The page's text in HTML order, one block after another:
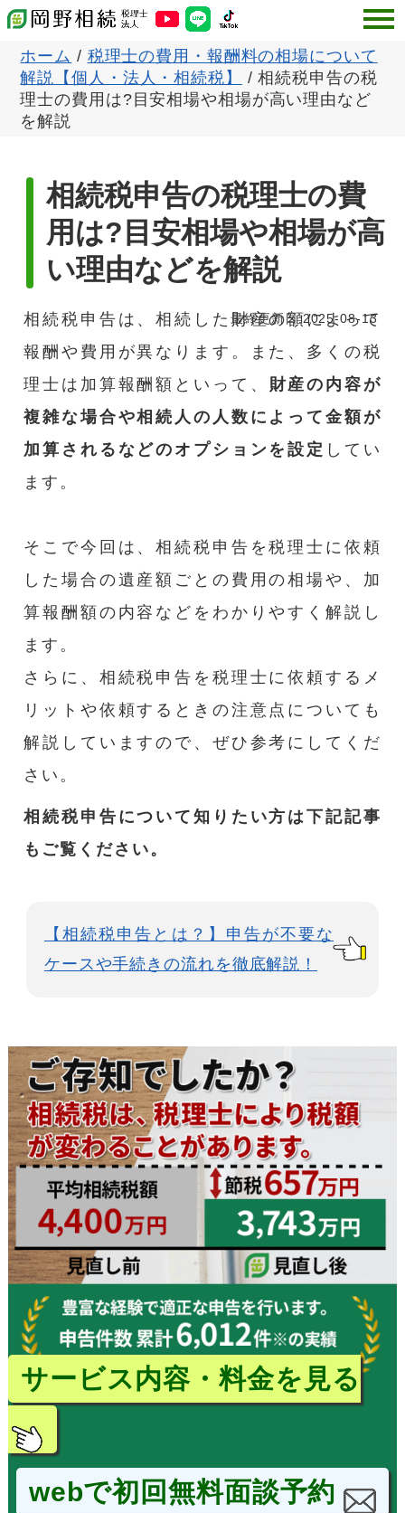
ホーム / 税理士の費用・報酬料の相場について
解説【個人・法人・相続税】
/相続税申告の税
理士の費用は?目安相場や相場が高い理由など
を解説
相続税申告の税理士の費
用は?目安相場や相場が高
い理由などを解説
最終更新日:2025-08-13
相続税申告は、相続した財産の額によって
報酬や費用が異なります。また、多くの税
理士は加算報酬額といって、 財産の内容が
複雑な場合や相続人の人数によって金額が
加算されるなどのオプションを設定 してい
ます。
そこで今回は、相続税申告を税理士に依頼
した場合の遺産額ごとの費用の相場や、加
算報酬額の内容などをわかりやすく解説し
ます。
さらに、相続税申告を税理士に依頼するメ
リットや依頼するときの注意点についても
解説していますので、ぜひ参考にしてくだ
さい。
相続税申告について知りたい方は下記記事
もご覧ください。
【相続税申告とは？】申告が不要な
ケースや手続きの流れを徹底解説！
サービス内容・料金を見る
webで初回無料面談予約